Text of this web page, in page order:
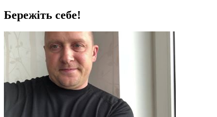
Бережіть себе!